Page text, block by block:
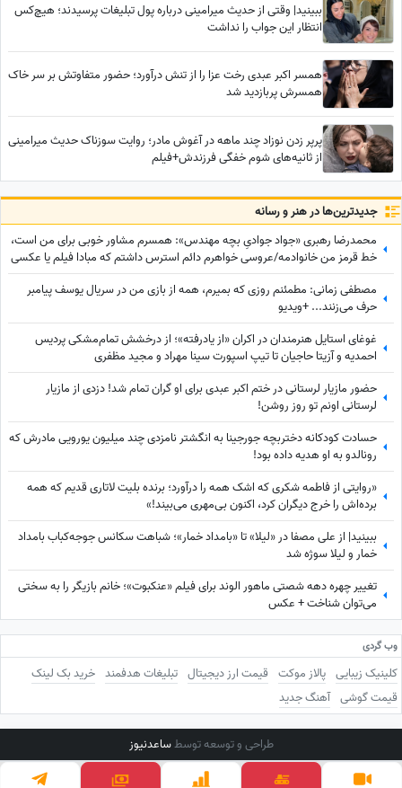
ببینید| وقتی از حدیث میرامینی درباره پول تبلیغات پرسیدند؛ هیچ‌کس
انتظار این جواب را نداشت
همسر اکبر عبدی رخت عزا را از تنش درآورد؛ حضور متفاوتش بر سر خاک
همسرش پربازدید شد
پرپر زدن نوزاد چند ماهه در آغوش مادر؛ روایت سوزناک حدیث میرامینی
از ثانیه‌های شوم خفگی فرزندش+فیلم
جدید‌ترین‌ها در هنر و رسانه
محمدرضا رهبری «جواد جوادیِ بچه مهندس»: همسرم مشاور خوبی برای من است،
خط قرمز من خانوادمه/عروسی خواهرم دائم استرس داشتم که مبادا فیلم یا عکسی
از من گرفته شود و بعدا برای من دردسر ایجاد کند!
مصطفی زمانی: مطمئنم روزی که بمیرم، همه از بازی من در سریال یوسف پیامبر
حرف می‌زنند... +ویدیو
غوغای استایل هنرمندان در اکران «از یادرفته»؛ از درخشش تمام‌مشکی پردیس
احمدیه و آزیتا حاجیان تا تیپ اسپورت سینا مهراد و مجید مظفری
حضور مازیار لرستانی در ختم اکبر عبدی برای او گران تمام شد! دزدی از مازیار
لرستانی اونم تو روز روشن!
حسادت کودکانه دختربچه جورجینا به انگشتر نامزدی چند میلیون یورویی مادرش که
رونالدو به او هدیه داده بود!
«روایتی از فاطمه شکری که اشک همه را درآورد؛ برنده بلیت لاتاری قدیم که همه
برده‌اش را خرج دیگران کرد، اکنون بی‌مهری می‌بیند!»
ببینید| از علی مصفا در «لیلا» تا «بامداد خمار»؛ شباهت سکانس جوجه‌کباب بامداد
خمار و لیلا سوژه شد
تغییر چهره دهه شصتی ماهور الوند برای فیلم «عنکبوت»؛ خانم بازیگر را به سختی
می‌توان شناخت + عکس
وب گردی
کلینیک زیبایی پالاز موکت قیمت ارز دیجیتال تبلیغات هدفمند خرید بک لینک
قیمت گوشی آهنگ جدید
طراحی و توسعه توسطساعدنیوز